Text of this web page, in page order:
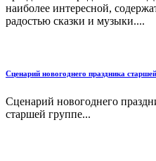
наиболее интересной,
радостью сказки и музыки....
Сценарий новогоднего праздника
Сценарий новогоднего
старшей группе...